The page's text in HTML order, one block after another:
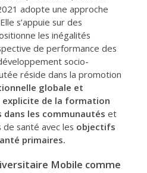
adopte une approche
s’appuie sur des
les inégalités
de performance des
socio-
réside dans la promotion
globale et
explicite de la formation
dans les communautés et
de santé avec les objectifs
primaires.
Mobile comme